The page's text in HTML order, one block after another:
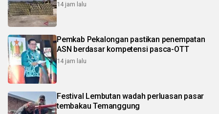
14 jam lalu
Pemkab Pekalongan pastikan penempatan
ASN berdasar kompetensi pasca-OTT
14 jam lalu
Festival Lembutan wadah perluasan pasar
tembakau Temanggung